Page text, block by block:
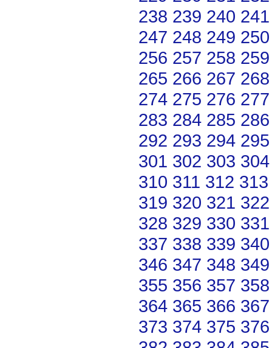
238 239 240 241
247 248 249 250
256 257 258 259
265 266 267 268
274 275 276 277
283 284 285 286
292 293 294 295
301 302 303 304
310 311 312 313
319 320 321 322
328 329 330 331
337 338 339 340
346 347 348 349
355 356 357 358
364 365 366 367
373 374 375 376